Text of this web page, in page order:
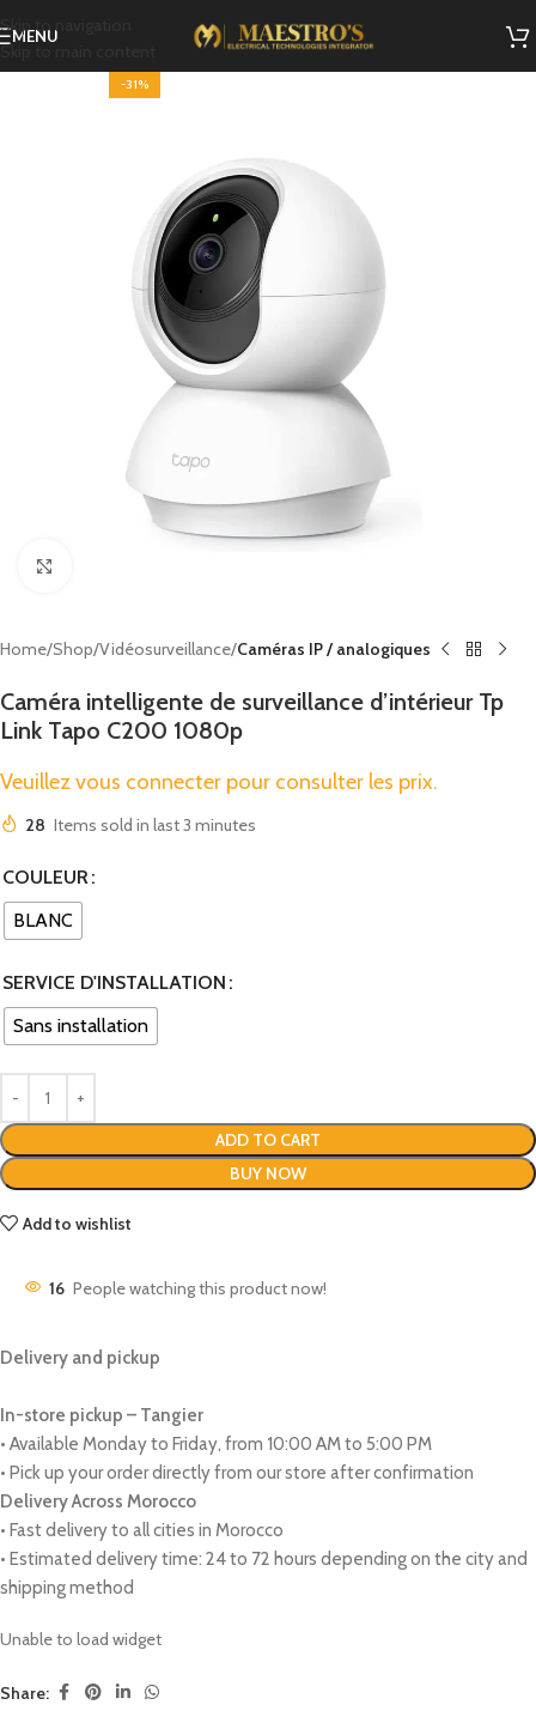
Skip to navigation
Skip to main content
MENU
-31%
Home Shop Vidéosurveillance Caméras IP / analogiques
Caméra intelligente de surveillance d’intérieur Tp
Link Tapo C200 1080p
Veuillez vous connecter pour consulter les prix.
28 Items sold in last 3 minutes
COULEUR
BLANC
SERVICE D'INSTALLATION
Sans installation
ADD TO CART
BUY NOW
Add to wishlist
16 People watching this product now!
Delivery and pickup
In-store pickup – Tangier
• Available Monday to Friday, from 10:00 AM to 5:00 PM
• Pick up your order directly from our store after confirmation
Delivery Across Morocco
• Fast delivery to all cities in Morocco
• Estimated delivery time: 24 to 72 hours depending on the city and
shipping method
Unable to load widget
Share: